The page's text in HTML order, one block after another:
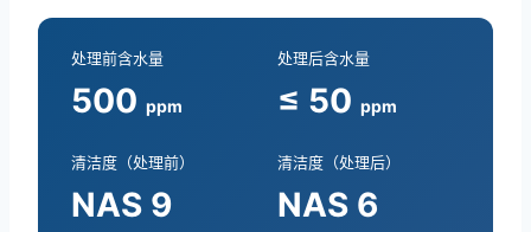
处理前含水量
500 ppm
处理后含水量
≤ 50 ppm
清洁度（处理前）
NAS 9
清洁度（处理后）
NAS 6